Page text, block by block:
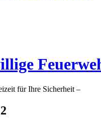
für Ihre Sicherheit –